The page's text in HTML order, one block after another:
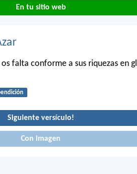
En tu sitio web
falta conforme a sus riquezas en
Siguiente versículo!
Con imagen